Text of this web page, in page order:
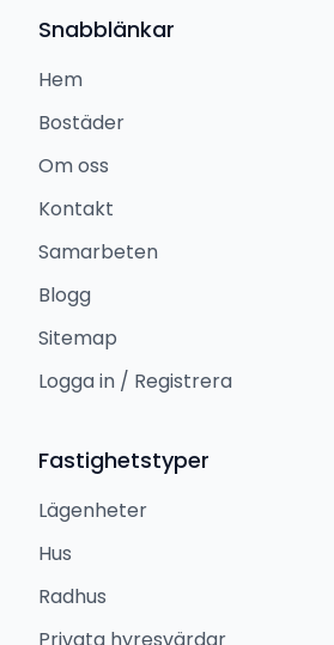
Snabblänkar
Hem
Bostäder
Om oss
Kontakt
Samarbeten
Blogg
Sitemap
Logga in / Registrera
Fastighetstyper
Lägenheter
Hus
Radhus